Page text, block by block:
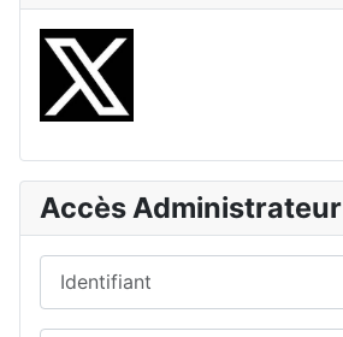
Accès Administrateur